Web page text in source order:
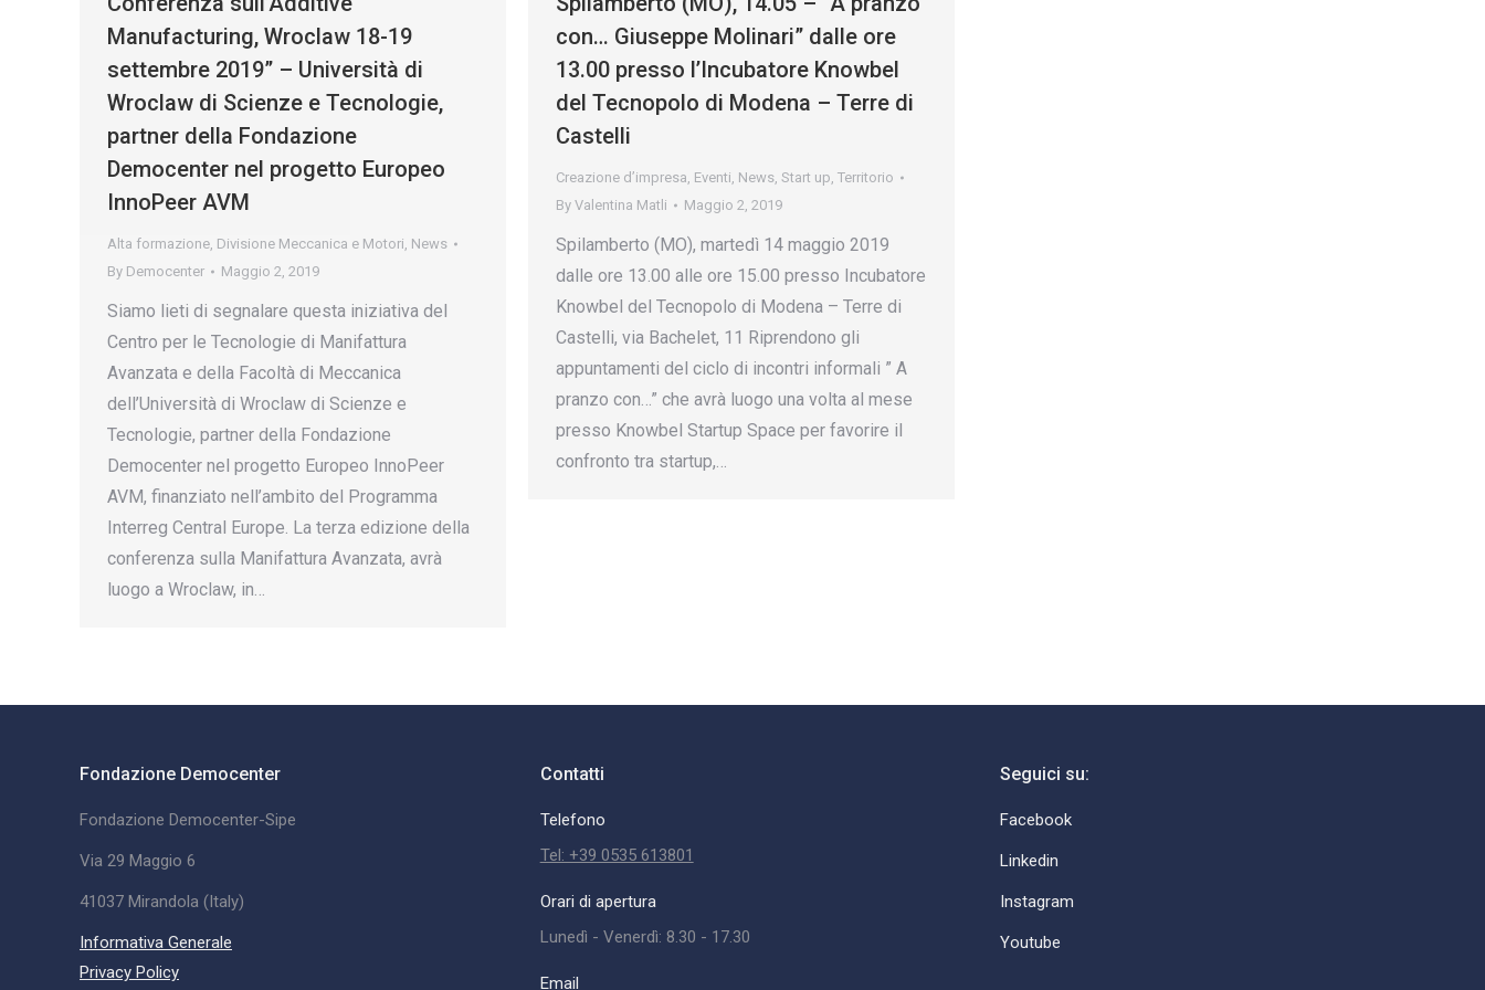
Manufacturing, Wroclaw 18-19
settembre 2019” – Università di
Wroclaw di Scienze e Tecnologie,
partner della Fondazione
Democenter nel progetto Europeo
InnoPeer AVM
Alta formazione, Divisione Meccanica e Motori, News
By Democenter Maggio 2, 2019
Siamo lieti di segnalare questa iniziativa del
Centro per le Tecnologie di Manifattura
Avanzata e della Facoltà di Meccanica
dell’Università di Wroclaw di Scienze e
Tecnologie, partner della Fondazione
Democenter nel progetto Europeo InnoPeer
AVM, finanziato nell’ambito del Programma
Interreg Central Europe. La terza edizione della
conferenza sulla Manifattura Avanzata, avrà
luogo a Wroclaw, in…
con… Giuseppe Molinari” dalle ore
13.00 presso l’Incubatore Knowbel
del Tecnopolo di Modena – Terre di
Castelli
Creazione d’impresa, Eventi, News, Start up, Territorio
By Valentina Matli Maggio 2, 2019
Spilamberto (MO), martedì 14 maggio 2019
dalle ore 13.00 alle ore 15.00 presso Incubatore
Knowbel del Tecnopolo di Modena – Terre di
Castelli, via Bachelet, 11 Riprendono gli
appuntamenti del ciclo di incontri informali ” A
pranzo con…” che avrà luogo una volta al mese
presso Knowbel Startup Space per favorire il
confronto tra startup,…
Fondazione Democenter
Fondazione Democenter-Sipe
Via 29 Maggio 6
41037 Mirandola (Italy)
Informativa Generale
Privacy Policy
Contatti
Telefono
Tel: +39 0535 613801
Orari di apertura
Lunedì - Venerdì: 8.30 - 17.30
Email
Seguici su:
Facebook
Linkedin
Instagram
Youtube